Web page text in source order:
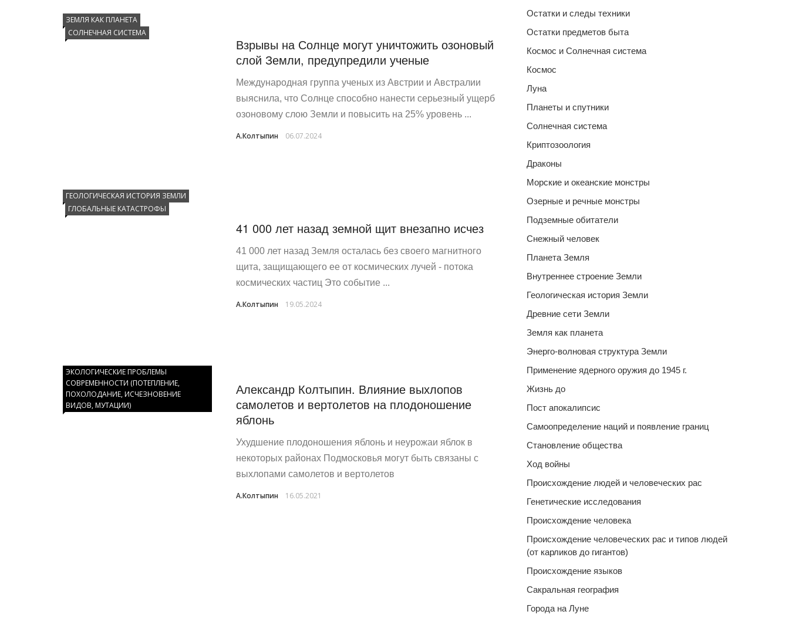
ЗЕМЛЯ КАК ПЛАНЕТА
СОЛНЕЧНАЯ СИСТЕМА
Взрывы на Солнце могут уничтожить озоновый
слой Земли, предупредили ученые
Международная группа ученых из Австрии и Австралии
выяснила, что Солнце способно нанести серьезный ущерб
озоновому слою Земли и повысить на 25% уровень ...
А.Колтыпин 06.07.2024
ГЕОЛОГИЧЕСКАЯ ИСТОРИЯ ЗЕМЛИ
ГЛОБАЛЬНЫЕ КАТАСТРОФЫ
41 000 лет назад земной щит внезапно исчез
41 000 лет назад Земля осталась без своего магнитного
щита, защищающего ее от космических лучей - потока
космических частиц Это событие ...
А.Колтыпин 19.05.2024
ЭКОЛОГИЧЕСКИЕ ПРОБЛЕМЫ
СОВРЕМЕННОСТИ (ПОТЕПЛЕНИЕ,
ПОХОЛОДАНИЕ, ИСЧЕЗНОВЕНИЕ
ВИДОВ, МУТАЦИИ)
Александр Колтыпин. Влияние выхлопов
самолетов и вертолетов на плодоношение
яблонь
Ухудшение плодоношения яблонь и неурожаи яблок в
некоторых районах Подмосковья могут быть связаны с
выхлопами самолетов и вертолетов
А.Колтыпин 16.05.2021
Остатки и следы техники
Остатки предметов быта
Космос и Солнечная система
Космос
Луна
Планеты и спутники
Солнечная система
Криптозоология
Драконы
Морские и океанские монстры
Озерные и речные монстры
Подземные обитатели
Снежный человек
Планета Земля
Внутреннее строение Земли
Геологическая история Земли
Древние сети Земли
Земля как планета
Энерго-волновая структура Земли
Применение ядерного оружия до 1945 г.
Жизнь до
Пост апокалипсис
Самоопределение наций и появление границ
Становление общества
Ход войны
Происхождение людей и человеческих рас
Генетические исследования
Происхождение человека
Происхождение человеческих рас и типов людей
(от карликов до гигантов)
Происхождение языков
Сакральная география
Города на Луне